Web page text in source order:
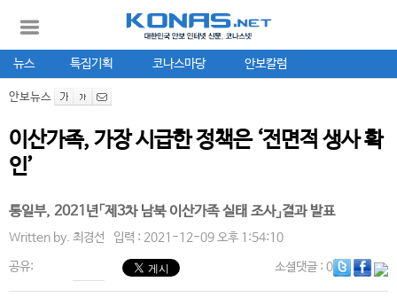
뉴스 특집기획 코나스마당 안보칼럼
안보뉴스
이산가족, 가장 시급한 정책은 ‘전면적 생사 확
인’
통일부, 2021년「제3차 남북 이산가족 실태 조사」결과 발표
Written by. 최경선 입력 : 2021-12-09 오후 1:54:10
공유: 소셜댓글: 0